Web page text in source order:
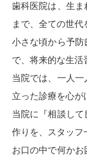
歯科医院は、生
まで、全ての世代
小さな頃から予防
で、将来的な生活
当院では、一人
立った診療を心が
当院に『相談し
作りを、スタッフ
お口の中で何か